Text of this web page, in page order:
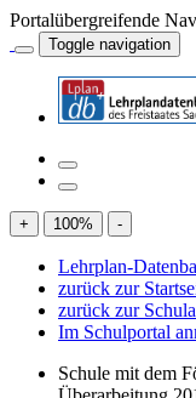
Portalübergreifende
Toggle navigation
+ 100% -
Lehrplan-
zurück zur
zurück zur
Im Schulportal
Schule mit dem